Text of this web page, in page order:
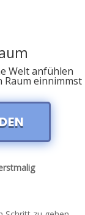
Welt anfühlen
Raum einnimmst